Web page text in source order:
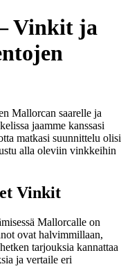
Vinkit ja
Mallorcan saarelle ja
jaamme kanssasi
matkasi suunnittelu olisi
alla oleviin vinkkeihin
Vinkit
Mallorcalle on
ovat halvimmillaan,
tarjouksia kannattaa
ja vertaile eri